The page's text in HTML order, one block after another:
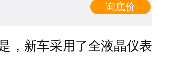
询底价
，新车采用了全液晶仪表